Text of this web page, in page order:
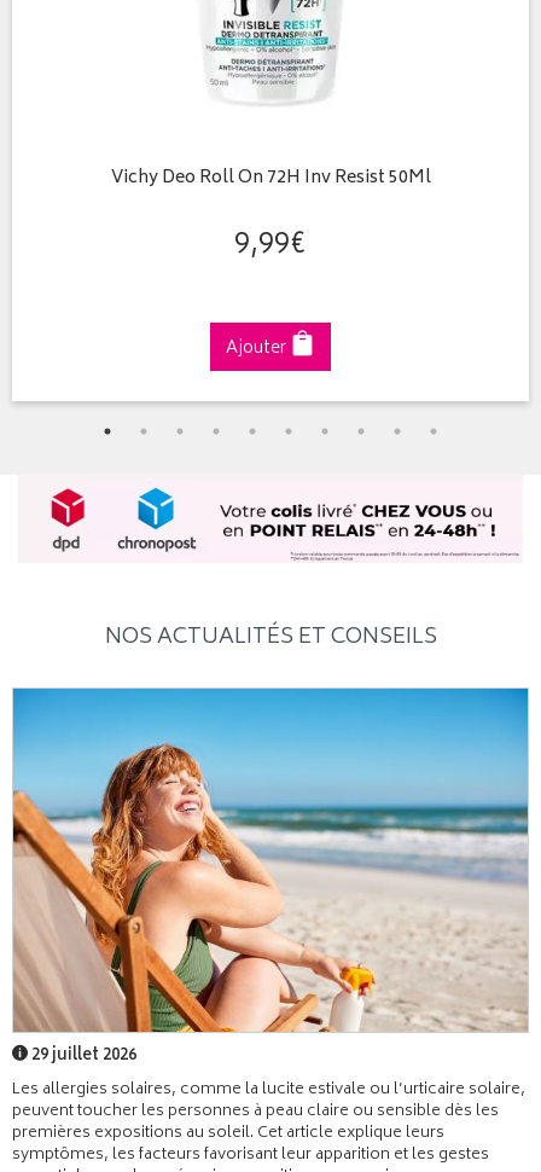
Vichy Deo Roll On 72H Inv Resist 50Ml
9,99€
Ajouter
NOS ACTUALITÉS ET CONSEILS
29 juillet 2026
Les allergies solaires, comme la lucite estivale ou l’urticaire solaire,
peuvent toucher les personnes à peau claire ou sensible dès les
premières expositions au soleil. Cet article explique leurs
symptômes, les facteurs favorisant leur apparition et les gestes